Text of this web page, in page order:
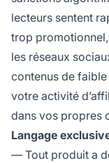
lecteurs sentent
trop
les réseaux
contenus de
votre activité
dans vos propres
Langage
— Tout produit a